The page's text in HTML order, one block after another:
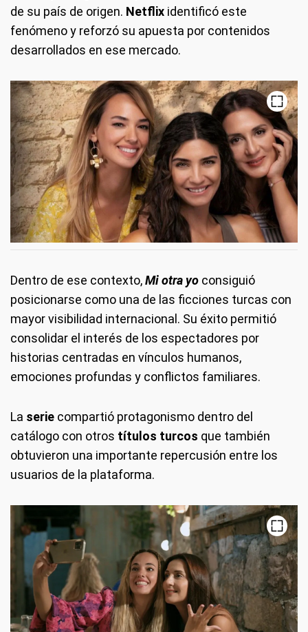
de su país de origen. Netflix identificó este
fenómeno y reforzó su apuesta por contenidos
desarrollados en ese mercado.
Dentro de ese contexto,Mi otra yo consiguió
posicionarse como una de las ficciones turcas con
mayor visibilidad internacional. Su éxito permitió
consolidar el interés de los espectadores por
historias centradas en vínculos humanos,
emociones profundas y conflictos familiares.
La serie compartió protagonismo dentro del
catálogo con otros títulos turcos que también
obtuvieron una importante repercusión entre los
usuarios de la plataforma.